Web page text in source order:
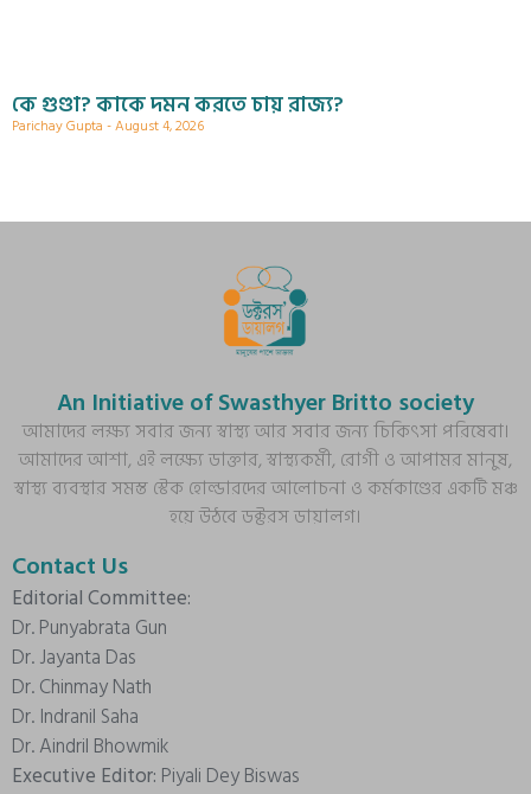
কে গুণ্ডা? কাকে দমন করতে চায় রাজ্য?
Parichay Gupta August 4, 2026
An Initiative of Swasthyer Britto society
আমাদের লক্ষ্য সবার জন্য স্বাস্থ্য আর সবার জন্য চিকিৎসা পরিষেবা।
আমাদের আশা, এই লক্ষ্যে ডাক্তার, স্বাস্থ্যকর্মী, রোগী ও আপামর মানুষ,
স্বাস্থ্য ব্যবস্থার সমস্ত স্টেক হোল্ডারদের আলোচনা ও কর্মকাণ্ডের একটি মঞ্চ
হয়ে উঠবে ডক্টরস ডায়ালগ।
Contact Us
Editorial Committee:
Dr. Punyabrata Gun
Dr. Jayanta Das
Dr. Chinmay Nath
Dr. Indranil Saha
Dr. Aindril Bhowmik
Executive Editor: Piyali Dey Biswas